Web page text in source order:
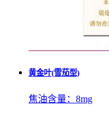
黄金叶(雪茄型)
焦油含量： 8mg